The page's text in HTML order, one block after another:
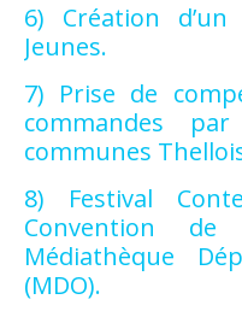
6) Création
Jeunes.
7) Prise de
commandes
communes
8) Festival
Convention
Médiathèque
(MDO).